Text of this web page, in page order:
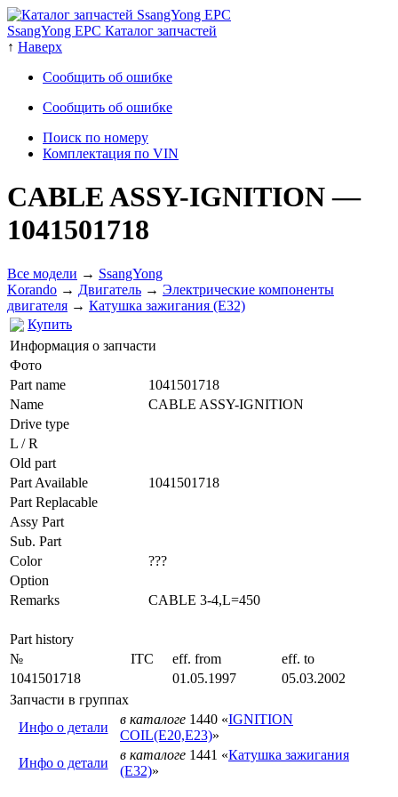
SsangYong EPC Каталог запчастей
↑ Наверх
Сообщить об ошибке
Сообщить об ошибке
Поиск по номеру
Комплектация по VIN
CABLE ASSY-IGNITION—
1041501718
Все модели → SsangYong
Korando → Двигатель → Электрические компоненты
двигателя → Катушка зажигания (E32)
Купить
Информация о запчасти
Фото
Part name
1041501718
Name
CABLE ASSY-IGNITION
Drive type
L / R
Old part
Part Available
1041501718
Part Replacable
Assy Part
Sub. Part
Color
???
Option
Remarks
CABLE 3-4,L=450
Part history
№
ITC eff. from
eff. to
1041501718
01.05.1997
05.03.2002
Запчасти в группах
Инфо о детали
в каталоге 1440 «IGNITION
COIL(E20,E23)»
Инфо о детали
в каталоге 1441 «Катушка зажигания
(E32)»